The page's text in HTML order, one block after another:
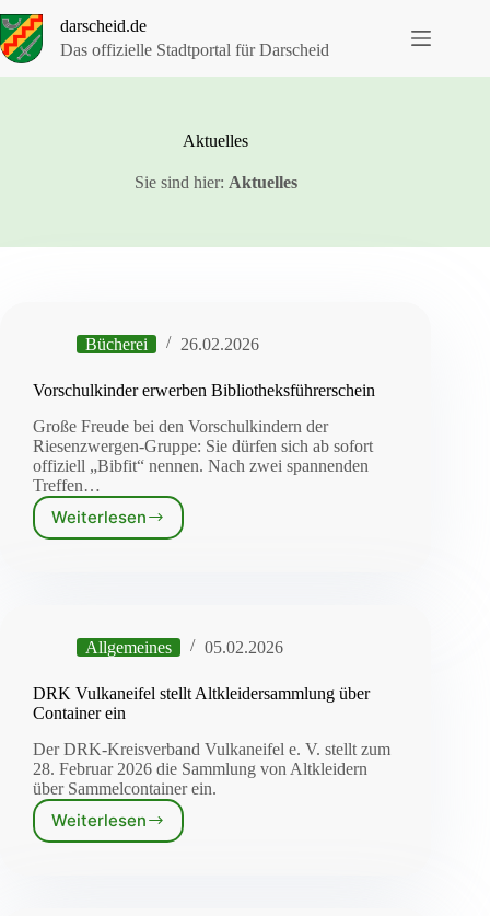
Inhalt
springen
darscheid.de
Das offizielle Stadtportal für Darscheid
Aktuelles
Sie sind hier: Aktuelles
Bücherei 26.02.2026
Vorschulkinder erwerben Bibliotheksführerschein
Große Freude bei den Vorschulkindern der
Riesenzwergen-Gruppe: Sie dürfen sich ab sofort
offiziell „Bibfit“ nennen. Nach zwei spannenden
Treffen…
WeiterlesenVorschulkinder
Allgemeines 05.02.2026
DRK Vulkaneifel stellt Altkleidersammlung über
Container ein
Der DRK-Kreisverband Vulkaneifel e. V. stellt zum
28. Februar 2026 die Sammlung von Altkleidern
über Sammelcontainer ein.
Weiterlesen
DRK
Vulkaneifel